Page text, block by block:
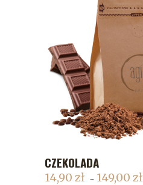
CZEKOLADA
14,90 zł – 149,00 zł